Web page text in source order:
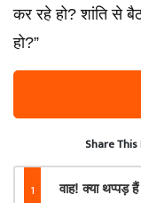
कर रहे हो? शांति से
हो?”
Share
1 वाह! क्या थप्पड़